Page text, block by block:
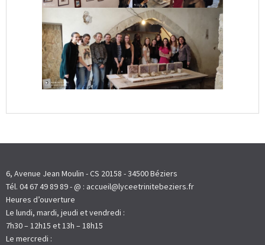
6, Avenue Jean Moulin - CS 20158 - 34500 Béziers
Tél. 04 67 49 89 89 - @ : accueil@lyceetrinitebeziers.fr
Heures d’ouverture
Le lundi, mardi, jeudi et vendredi :
7h30 – 12h15 et 13h – 18h15
Le mercredi :